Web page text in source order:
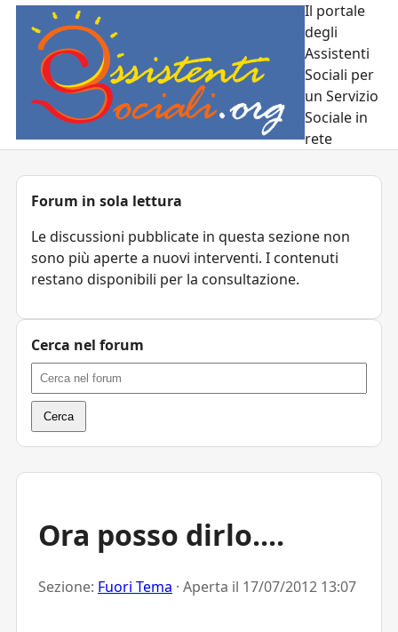
Il portale
degli
Assistenti
Sociali per
un Servizio
Sociale in
rete
Ora posso dirlo....
Sezione: Fuori Tema · Aperta il 17/07/2012 13:07
Forum in sola lettura
Le discussioni pubblicate in questa sezione non
sono più aperte a nuovi interventi. I contenuti
restano disponibili per la consultazione.
Cerca nel forum
Cerca